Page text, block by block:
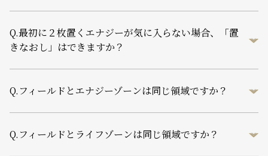
Q.最初に２枚置くエナジーが気に入らない場合、「置
きなおし」はできますか？
Q. フィールドとエナジーゾーンは同じ領域ですか？
Q. フィールドとライフゾーンは同じ領域ですか？